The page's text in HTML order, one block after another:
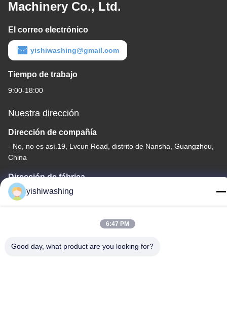
Machinery Co., Ltd.
El correo electrónico
yishiwashing@gmail.com
Tiempo de trabajo
9:00-18:00
Nuestra dirección
Dirección de compañía
- No, no es así.19, Lvcun Road, distrito de Nansha, Guangzhou,
China
Dirección de fábrica
- No, no es así.19, Lvcun Road, distrito de Nansha, Guangzhou,
China
yishiwashing
6:47 PM
Good day, what product are you looking for?